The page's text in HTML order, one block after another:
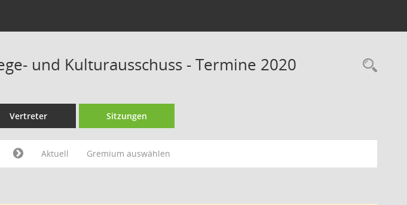
und Kulturausschuss - Termine 2020
Vertreter Sitzungen
Aktuell Gremium auswählen